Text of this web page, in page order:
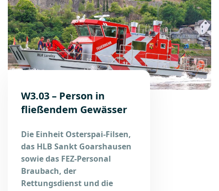
W3.03 – Person in
fließendem Gewässer
Die Einheit Osterspai-Filsen,
das HLB Sankt Goarshausen
sowie das FEZ-Personal
Braubach, der
Rettungsdienst und die